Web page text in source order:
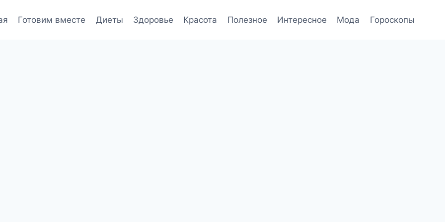
Готовим вместе Диеты Здоровье Красота Полезное Интересное Мода Гороскопы